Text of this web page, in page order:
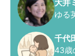
大井
ゆる
千代
43歳